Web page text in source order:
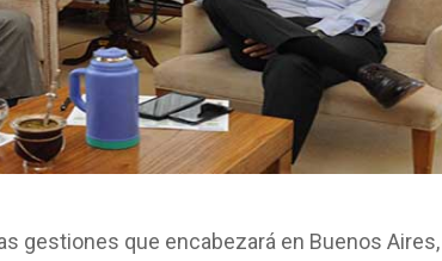
gestiones que encabezará en Buenos